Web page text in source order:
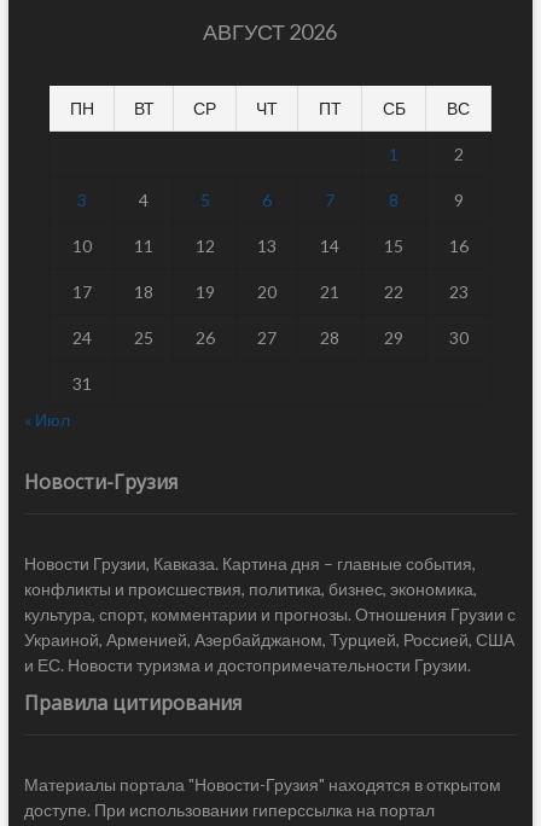
АВГУСТ 2026
ПН ВТ СР ЧТ ПТ СБ ВС
1 2
3 4 5 6 7 8 9
10 11 12 13 14 15 16
17 18 19 20 21 22 23
24 25 26 27 28 29 30
31
« Июл
Новости-Грузия
Новости Грузии, Кавказа. Картина дня – главные события,
конфликты и происшествия, политика, бизнес, экономика,
культура, спорт, комментарии и прогнозы. Отношения Грузии с
Украиной, Арменией, Азербайджаном, Турцией, Россией, США
и ЕС. Новости туризма и достопримечательности Грузии.
Правила цитирования
Материалы портала "Новости-Грузия" находятся в открытом
доступе. При использовании гиперссылка на портал